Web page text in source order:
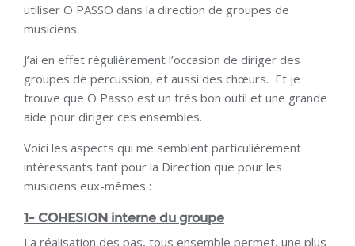
utiliser O PASSO dans la direction de groupes de
musiciens.
J’ai en effet régulièrement l’occasion de diriger des
groupes de percussion, et aussi des chœurs. Et je
trouve que O Passo est un très bon outil et une grande
aide pour diriger ces ensembles.
Voici les aspects qui me semblent particulièrement
intéressants tant pour la Direction que pour les
musiciens eux-mêmes :
1- COHESION interne du groupe
La réalisation des pas, tous ensemble permet, une plus